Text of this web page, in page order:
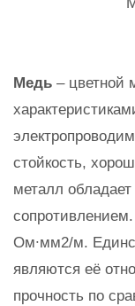
Медь – цветной
стойкость,
металл
Ом∙мм2/м.
являются её
прочность по